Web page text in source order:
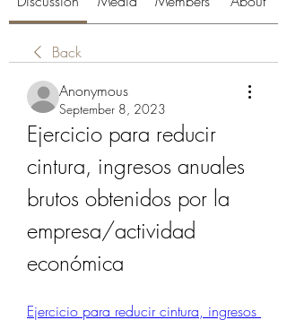
Back
Anonymous
September 8, 2023
Ejercicio para reducir
cintura, ingresos anuales
brutos obtenidos por la
empresa/actividad
económica
Ejercicio para reducir cintura, ingresos